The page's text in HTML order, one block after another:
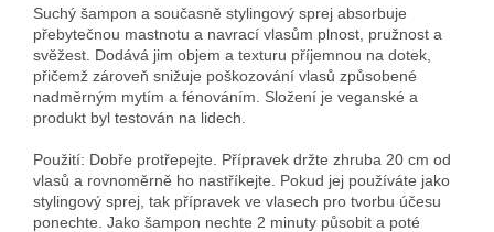
Suchý šampon a současně stylingový sprej absorbuje
přebytečnou mastnotu a navrací vlasům plnost, pružnost a
svěžest. Dodává jim objem a texturu příjemnou na dotek,
přičemž zároveň snižuje poškozování vlasů způsobené
nadměrným mytím a fénováním. Složení je veganské a
produkt byl testován na lidech.
Použití: Dobře protřepejte. Přípravek držte zhruba 20 cm od
vlasů a rovnoměrně ho nastříkejte. Pokud jej používáte jako
stylingový sprej, tak přípravek ve vlasech pro tvorbu účesu
ponechte. Jako šampon nechte 2 minuty působit a poté